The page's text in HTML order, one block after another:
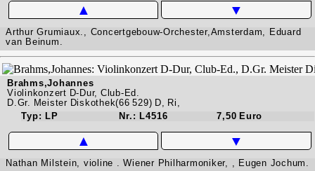
▲ ▼
Arthur Grumiaux., Concertgebouw-Orchester,Amsterdam, Eduard
van Beinum.
Brahms,Johannes
Violinkonzert D-Dur, Club-Ed.
D.Gr. Meister Diskothek(66 529) D, Ri,
Typ: LP
Nr.: L4516 7,50 Euro
▲ ▼
Nathan Milstein, violine . Wiener Philharmoniker, , Eugen Jochum.